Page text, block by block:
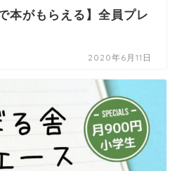
本がもらえる】全員プレ
2020年6月11日